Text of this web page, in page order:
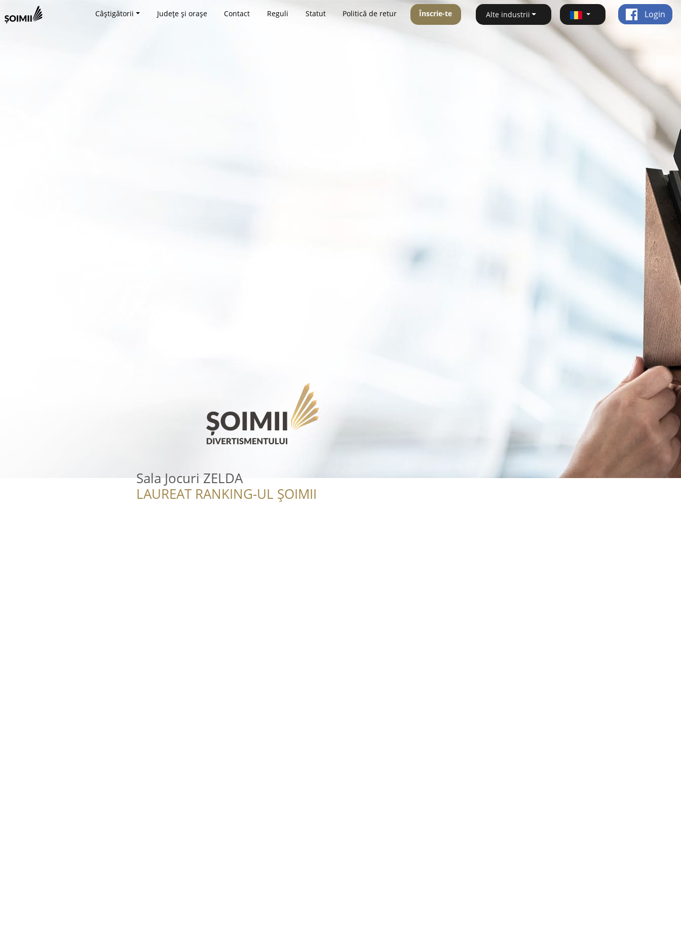
Câștigătorii Județe și orașe Contact Reguli Statut Politică de retur Înscrie-te Alte industrii Login
Sala Jocuri ZELDA
LAUREAT RANKING-UL ȘOIMII